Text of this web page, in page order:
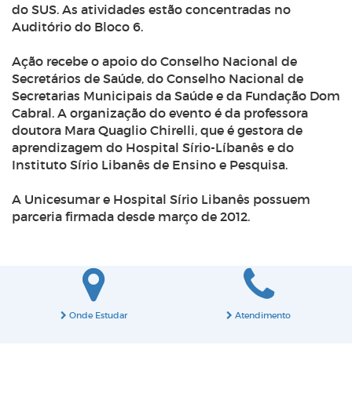
do SUS. As atividades estão concentradas no
Auditório do Bloco 6.
Ação recebe o apoio do Conselho Nacional de
Secretários de Saúde, do Conselho Nacional de
Secretarias Municipais da Saúde e da Fundação Dom
Cabral. A organização do evento é da professora
doutora Mara Quaglio Chirelli, que é gestora de
aprendizagem do Hospital Sírio-Líbanês e do
Instituto Sírio Libanês de Ensino e Pesquisa.
A Unicesumar e Hospital Sírio Libanês possuem
parceria firmada desde março de 2012.
Onde Estudar Atendimento